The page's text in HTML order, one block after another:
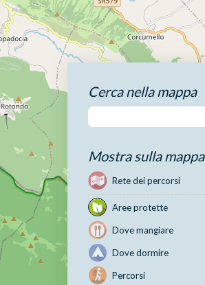
Cerca nella mappa
Mostra sulla mappa
Rete dei percorsi
Aree protette
Dove mangiare
Dove dormire
Percorsi